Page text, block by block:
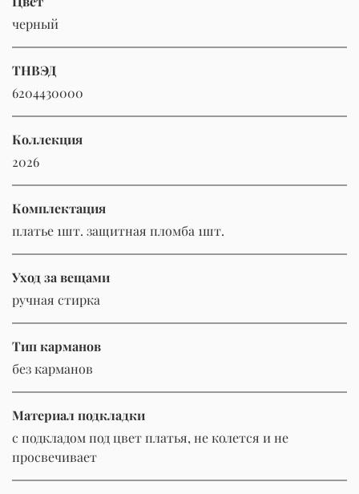
черный
ТНВЭД
6204430000
Коллекция
2026
Комплектация
платье 1шт. защитная пломба 1шт.
Уход за вещами
ручная стирка
Тип карманов
без карманов
Материал подкладки
с подкладом под цвет платья, не колется и не
просвечивает